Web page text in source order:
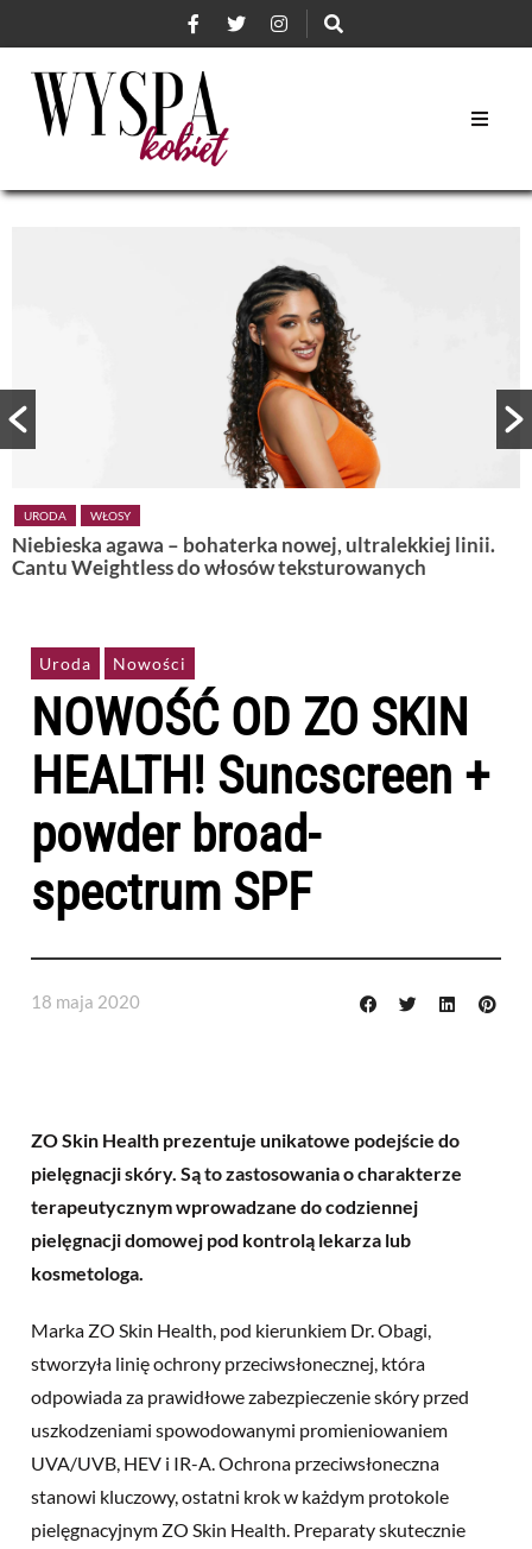
URODA WŁOSY
Niebieska agawa – bohaterka nowej, ultralekkiej linii.
Cantu Weightless do włosów teksturowanych
Uroda Nowości
NOWOŚĆ OD ZO SKIN
HEALTH! Suncscreen +
powder broad-
spectrum SPF
18 maja 2020
ZO Skin Health prezentuje unikatowe podejście do
pielęgnacji skóry. Są to zastosowania o charakterze
terapeutycznym wprowadzane do codziennej
pielęgnacji domowej pod kontrolą lekarza lub
kosmetologa.
Marka ZO Skin Health, pod kierunkiem Dr. Obagi,
stworzyła linię ochrony przeciwsłonecznej, która
odpowiada za prawidłowe zabezpieczenie skóry przed
uszkodzeniami spowodowanymi promieniowaniem
UVA/UVB, HEV i IR-A. Ochrona przeciwsłoneczna
stanowi kluczowy, ostatni krok w każdym protokole
pielęgnacyjnym ZO Skin Health. Preparaty skutecznie